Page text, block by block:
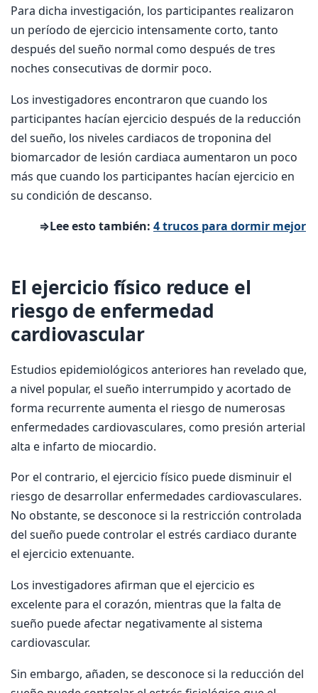
Para dicha investigación, los participantes realizaron
un período de ejercicio intensamente corto, tanto
después del sueño normal como después de tres
noches consecutivas de dormir poco.
Los investigadores encontraron que cuando los
participantes hacían ejercicio después de la reducción
del sueño, los niveles cardiacos de troponina del
biomarcador de lesión cardiaca aumentaron un poco
más que cuando los participantes hacían ejercicio en
su condición de descanso.
⇒Lee esto también: 4 trucos para dormir mejor
El ejercicio físico reduce el
riesgo de enfermedad
cardiovascular
Estudios epidemiológicos anteriores han revelado que,
a nivel popular, el sueño interrumpido y acortado de
forma recurrente aumenta el riesgo de numerosas
enfermedades cardiovasculares, como presión arterial
alta e infarto de miocardio.
Por el contrario, el ejercicio físico puede disminuir el
riesgo de desarrollar enfermedades cardiovasculares.
No obstante, se desconoce si la restricción controlada
del sueño puede controlar el estrés cardiaco durante
el ejercicio extenuante.
Los investigadores afirman que el ejercicio es
excelente para el corazón, mientras que la falta de
sueño puede afectar negativamente al sistema
cardiovascular.
Sin embargo, añaden, se desconoce si la reducción del